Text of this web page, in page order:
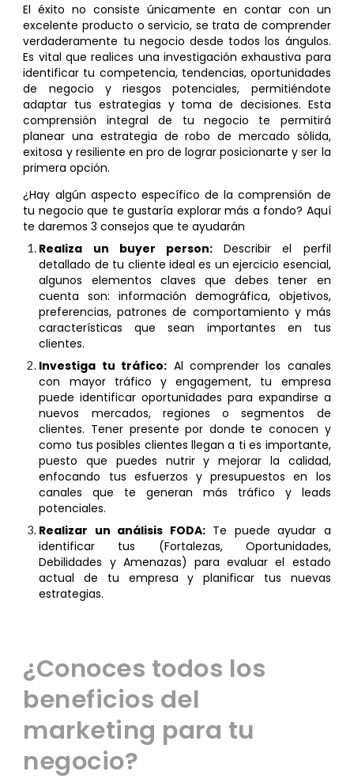
El éxito no consiste únicamente en contar con un
excelente producto o servicio, se trata de comprender
verdaderamente tu negocio desde todos los ángulos.
Es vital que realices una investigación exhaustiva para
identificar tu competencia, tendencias, oportunidades
de negocio y riesgos potenciales, permitiéndote
adaptar tus estrategias y toma de decisiones. Esta
comprensión integral de tu negocio te permitirá
planear una estrategia de robo de mercado sólida,
exitosa y resiliente en pro de lograr posicionarte y ser la
primera opción.
¿Hay algún aspecto específico de la comprensión de
tu negocio que te gustaría explorar más a fondo? Aquí
te daremos 3 consejos que te ayudarán
Realiza un buyer person: Describir el perfil
detallado de tu cliente ideal es un ejercicio esencial,
algunos elementos claves que debes tener en
cuenta son: información demográfica, objetivos,
preferencias, patrones de comportamiento y más
características que sean importantes en tus
clientes.
Investiga tu tráfico: Al comprender los canales
con mayor tráfico y engagement, tu empresa
puede identificar oportunidades para expandirse a
nuevos mercados, regiones o segmentos de
clientes. Tener presente por donde te conocen y
como tus posibles clientes llegan a ties importante,
puesto que puedes nutrir y mejorar la calidad,
enfocando tus esfuerzos y presupuestos en los
canales que te generan más tráfico y leads
potenciales.
Realizar un análisis FODA:Te puede ayudar a
identificar tus (Fortalezas, Oportunidades,
Debilidades y Amenazas) para evaluar el estado
actual de tu empresa y planificar tus nuevas
estrategias.
¿Conoces todos los
beneficios del
marketing para tu
negocio?